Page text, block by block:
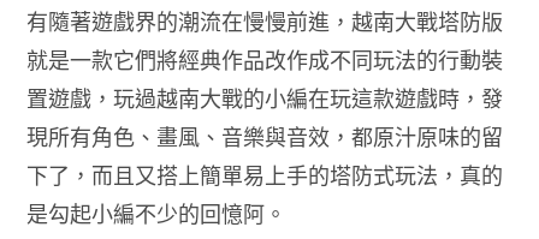
有隨著遊戲界的潮流在慢慢前進，越南大戰塔防版
就是一款它們將經典作品改作成不同玩法的行動裝
置遊戲，玩過越南大戰的小編在玩這款遊戲時，發
現所有角色、畫風、音樂與音效，都原汁原味的留
下了，而且又搭上簡單易上手的塔防式玩法，真的
是勾起小編不少的回憶阿。